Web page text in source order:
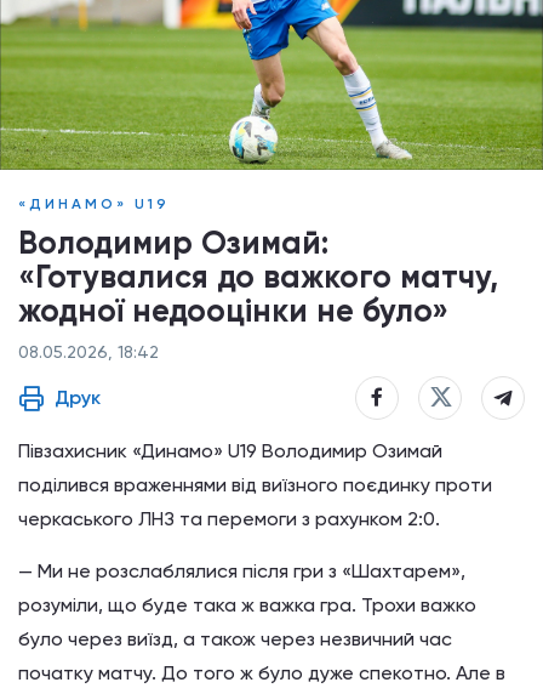
«ДИНАМО» U19
Володимир Озимай:
«Готувалися до важкого матчу,
жодної недооцінки не було»
08.05.2026, 18:42
Друк
Півзахисник «Динамо» U19 Володимир Озимай
поділився враженнями від виїзного поєдинку проти
черкаського ЛНЗ та перемоги з рахунком 2:0.
— Ми не розслаблялися після гри з «Шахтарем»,
розуміли, що буде така ж важка гра. Трохи важко
було через виїзд, а також через незвичний час
початку матчу. До того ж було дуже спекотно. Але в